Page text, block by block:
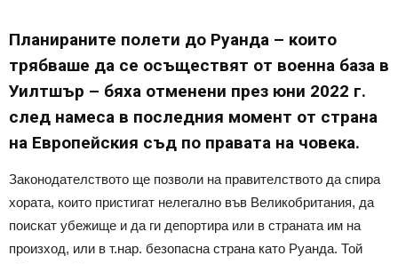
Планираните полети до Руанда – които
трябваше да се осъществят от военна база в
Уилтшър – бяха отменени през юни 2022 г.
след намеса в последния момент от страна
на Европейския съд по правата на човека.
Законодателството ще позволи на правителството да спира
хората, които пристигат нелегално във Великобритания, да
поискат убежище и да ги депортира или в страната им на
произход, или в т.нар. безопасна страна като Руанда. Той